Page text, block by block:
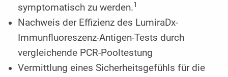
symptomatisch zu werden.1
Nachweis der Effizienz des LumiraDx-
Immunfluoreszenz-Antigen-Tests durch
vergleichende PCR-Pooltestung
Vermittlung eines Sicherheitsgefühls für die